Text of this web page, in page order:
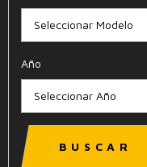
Seleccionar Modelo
Año
Seleccionar Año
BUSCAR